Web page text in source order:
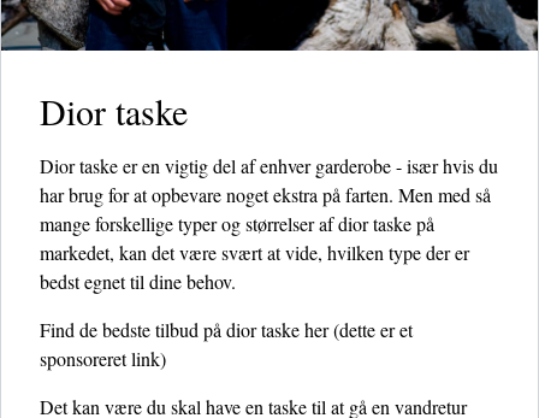
Dior taske
Dior taske er en vigtig del af enhver garderobe - især hvis du
har brug for at opbevare noget ekstra på farten. Men med så
mange forskellige typer og størrelser af dior taske på
markedet, kan det være svært at vide, hvilken type der er
bedst egnet til dine behov.
Find de bedste tilbud på dior taske her(dette er et
sponsoreret link)
Det kan være du skal have en taske til at gå en vandretur